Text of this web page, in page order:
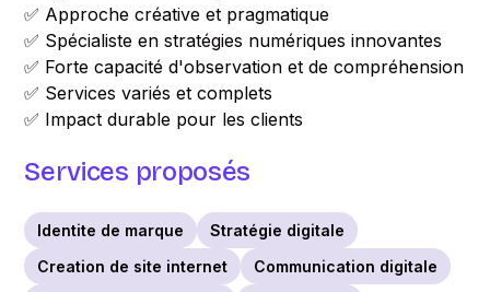
✅ Approche créative et pragmatique
✅ Spécialiste en stratégies numériques innovantes
✅ Forte capacité d'observation et de compréhension
✅ Services variés et complets
✅ Impact durable pour les clients
Services proposés
Identite de marque
Stratégie digitale
Creation de site internet
Communication digitale